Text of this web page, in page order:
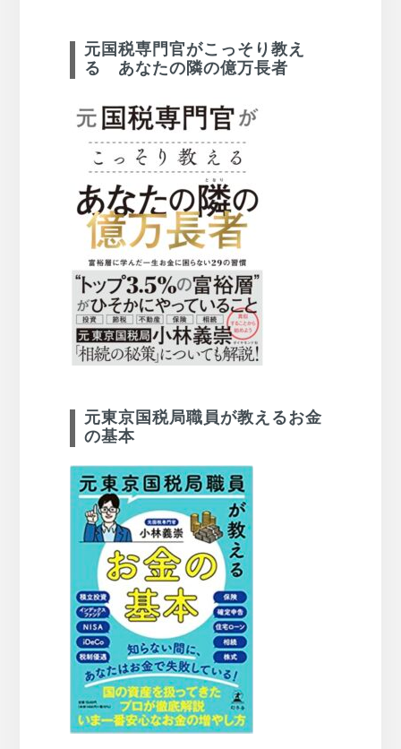
元国税専門官がこっそり教え
る あなたの隣の億万長者
元東京国税局職員が教えるお金
の基本